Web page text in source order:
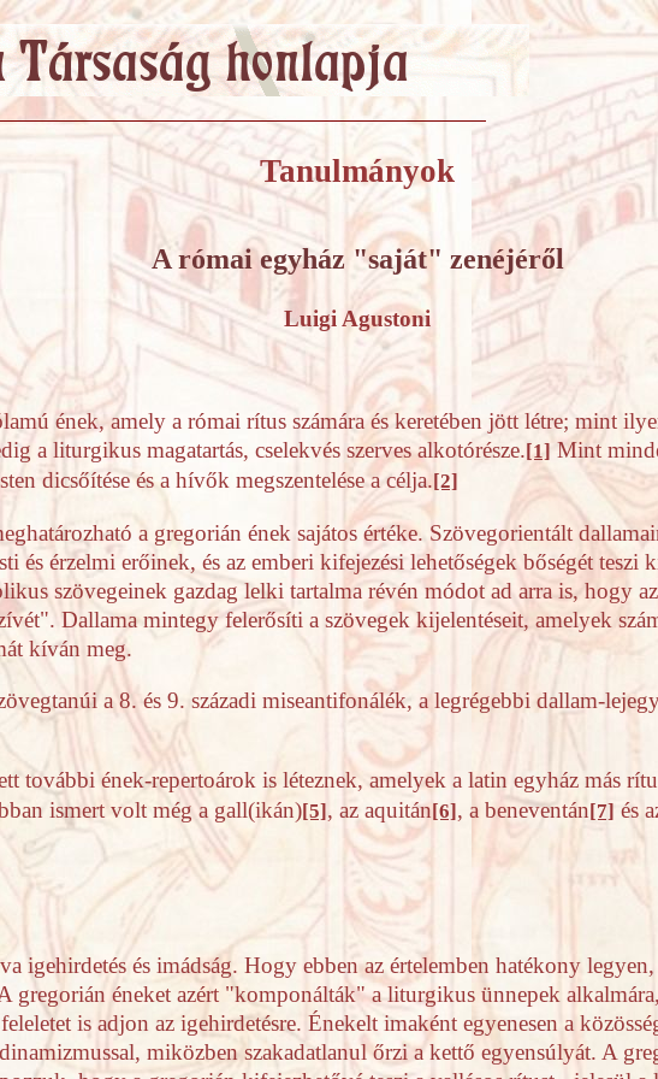
Tanulmányok
A római egyház "saját" zenéjéről
Luigi Agustoni
ének, amely a római rítus számára és keretében jött létre; mint
a liturgikus magatartás, cselekvés szerves alkotórésze. [1] Mint
dicsőítése és a hívők megszentelése a célja. [2]
a gregorián ének sajátos értéke. Szövegorientált
és érzelmi erőinek, és az emberi kifejezési lehetőségek bőségét
szövegeinek gazdag lelki tartalma révén módot ad arra is, hogy
Dallama mintegy felerősíti a szövegek kijelentéseit, amelyek
kíván meg.
a 8. és 9. századi miseantifonálék, a legrégebbi dallam-
további ének-repertoárok is léteznek, amelyek a latin egyház más
ismert volt még a gall(ikán)[5] , az aquitán [6] , a beneventán [7] és
igehirdetés és imádság. Hogy ebben az értelemben hatékony legyen,
gregorián éneket azért "komponálták" a liturgikus ünnepek
is adjon az igehirdetésre. Énekelt imaként egyenesen a
miközben szakadatlanul őrzi a kettő egyensúlyát. A